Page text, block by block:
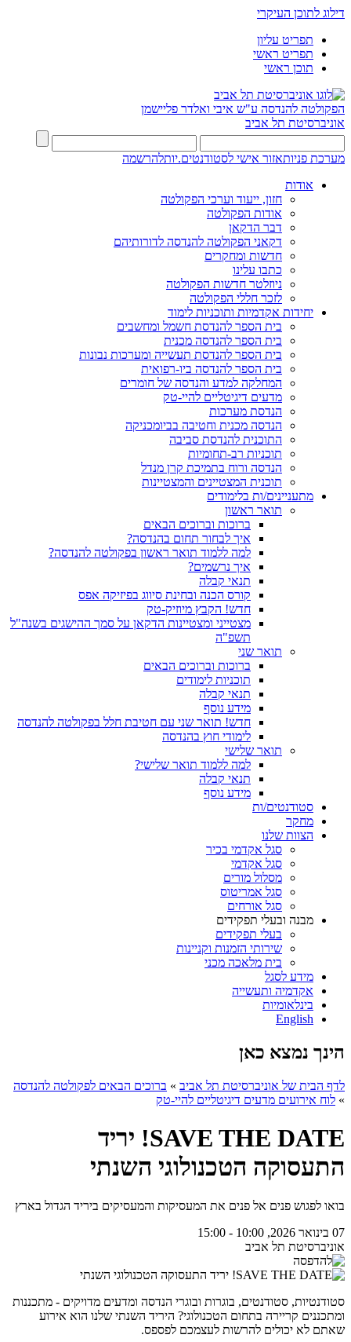
דילוג לתוכן העיקרי
תפריט עליון
תפריט ראשי
תוכן ראשי
הפקולטה להנדסה ע"ש איבי ואלדר פליישמן
אוניברסיטת תל אביב
מערכת פניותאזור אישי לסטודנטים.יותלהרשמה
אודות
חזון, ייעוד וערכי הפקולטה
אודות הפקולטה
דבר הדקאן
דקאני הפקולטה להנדסה לדורותיהם
חדשות ומחקרים
כתבו עלינו
ניוזלטר חדשות הפקולטה
לזכר חללי הפקולטה
יחידות אקדמיות ותוכניות לימוד
בית הספר להנדסת חשמל ומחשבים
בית הספר להנדסה מכנית
בית הספר להנדסת תעשייה ומערכות נבונות
בית הספר להנדסה ביו-רפואית
המחלקה למדע והנדסה של חומרים
מדעים דיגיטליים להיי-טק
הנדסת מערכות
הנדסה מכנית וחטיבה בביומכניקה
התוכנית להנדסת סביבה
תוכניות רב-תחומיות
הנדסה ורוח בתמיכת קרן מנדל
תוכנית המצטיינים והמצטיינות
מתעניינים/ות בלימודים
תואר ראשון
ברוכות וברוכים הבאים
איך לבחור תחום בהנדסה?
למה ללמוד תואר ראשון בפקולטה להנדסה?
איך נרשמים?
תנאי קבלה
קורס הכנה ובחינת סיווג בפיזיקה אפס
חדש! הקבץ מיוזיק-טק
מצטייני ומצטיינות הדקאן על סמך ההישגים בשנה"ל
תשפ"ה
תואר שני
ברוכות וברוכים הבאים
תוכניות לימודים
תנאי קבלה
מידע נוסף
חדש! תואר שני עם חטיבת חלל בפקולטה להנדסה
לימודי חוץ בהנדסה
תואר שלישי
למה ללמוד תואר שלישי?
תנאי קבלה
מידע נוסף
סטודנטים/ות
מחקר
הצוות שלנו
סגל אקדמי בכיר
סגל אקדמי
מסלול מורים
סגל אמריטוס
סגל אורחים
מבנה ובעלי תפקידים
בעלי תפקידים
שירותי הזמנות וקניינות
בית מלאכה מכני
מידע לסגל
אקדמיה ותעשייה
בינלאומיות
English
הינך נמצא כאן
לדף הבית של אוניברסיטת תל אביב » ברוכים הבאים לפקולטה להנדסה
» לוח אירועים מדעים דיגיטליים להיי-טק
SAVE THE DATE! יריד
התעסוקה הטכנולוגי השנתי
בואו לפגוש פנים אל פנים את המעסיקות והמעסיקים ביריד הגדול בארץ
07 בינואר 2026, 10:00 - 15:00
אוניברסיטת תל אביב
סטודנטיות, סטודנטים, בוגרות ובוגרי הנדסה ומדעים מדויקים - מתכננות
ומתכננים קריירה בתחום הטכנולוגי? היריד השנתי שלנו הוא אירוע
שאתם לא יכולים להרשות לעצמכם לפספס.